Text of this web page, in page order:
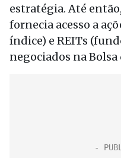
estratégia. Até
fornecia acesso a
índice) e REITs
negociados na Bolsa